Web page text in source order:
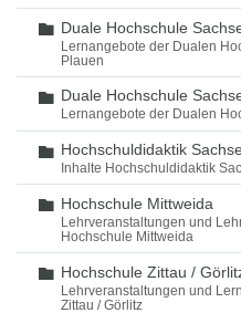
Ordner
Duale Hochschule
Lernangebote der Dualen
Plauen
Ordner
Duale Hochschule
Lernangebote der Dualen
Ordner
Hochschuldidaktik
Inhalte Hochschuldidaktik
Ordner
Hochschule Mittweida
Lehrveranstaltungen und
Hochschule Mittweida
Ordner
Hochschule Zittau /
Lehrveranstaltungen und
Zittau / Görlitz